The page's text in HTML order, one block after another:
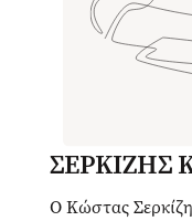
ΣΕΡΚΙΖΗΣ
Ο Κώστας